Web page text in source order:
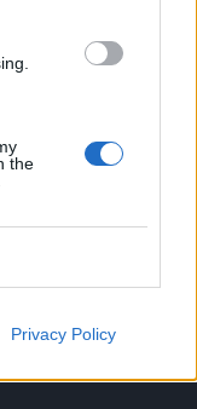
the
Privacy Policy